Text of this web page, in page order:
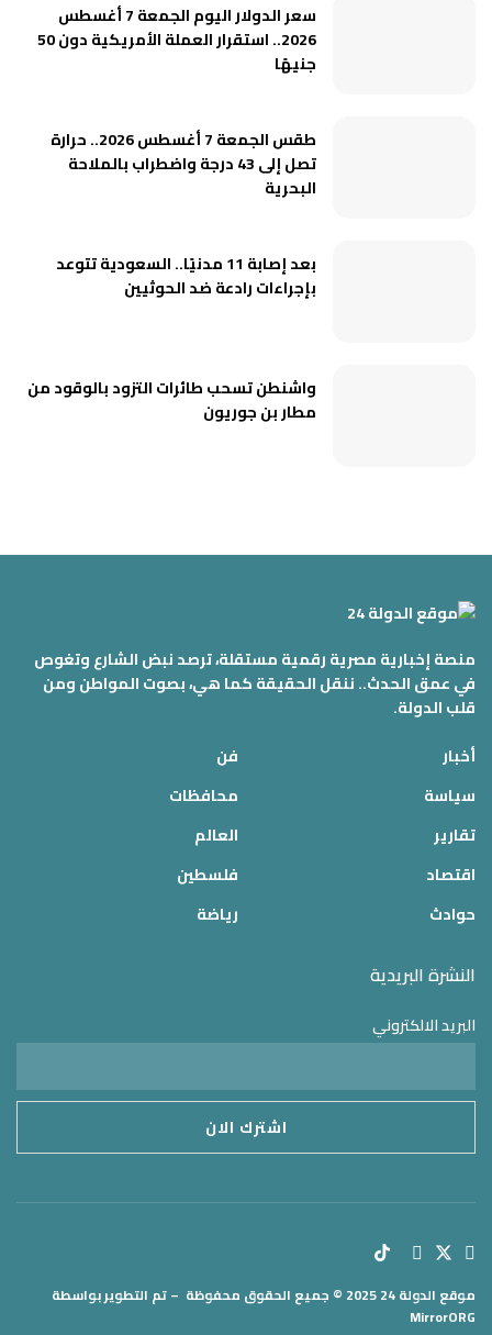
سعر الدولار اليوم الجمعة 7 أغسطس
2026.. استقرار العملة الأمريكية دون 50
جنيهًا
طقس الجمعة 7 أغسطس 2026.. حرارة
تصل إلى 43 درجة واضطراب بالملاحة
البحرية
بعد إصابة 11 مدنيًا.. السعودية تتوعد
بإجراءات رادعة ضد الحوثيين
واشنطن تسحب طائرات التزود بالوقود من
مطار بن جوريون
منصة إخبارية مصرية رقمية مستقلة، ترصد نبض الشارع وتغوص
في عمق الحدث.. ننقل الحقيقة كما هي، بصوت المواطن ومن
قلب الدولة.
أخبار
سياسة
تقارير
اقتصاد
حوادث
فن
محافظات
العالم
فلسطين
رياضة
النشرة البريدية
البريد الالكتروني
موقع الدولة 24
MirrorORG